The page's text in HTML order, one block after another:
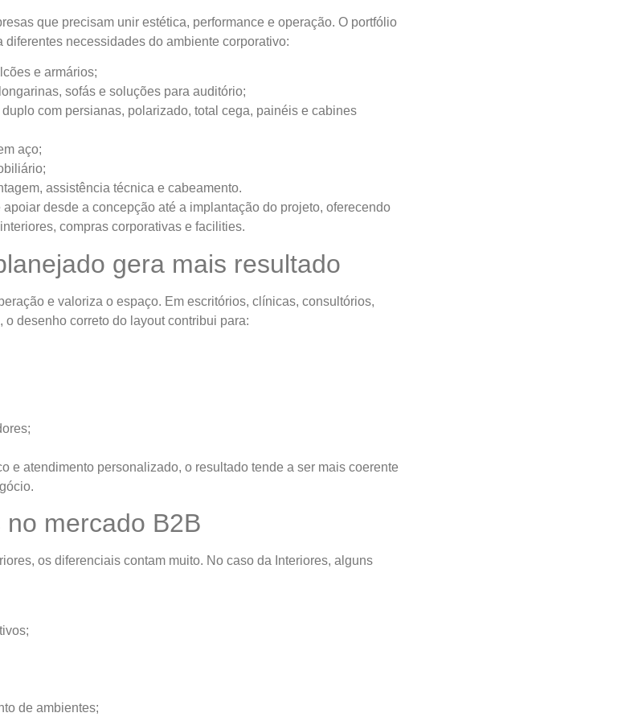
que precisam unir estética, performance e operação. O portfólio
necessidades do ambiente corporativo:
e armários;
sofás e soluções para auditório;
com persianas, polarizado, total cega, painéis e cabines
aço;
assistência técnica e cabeamento.
desde a concepção até a implantação do projeto, oferecendo
compras corporativas e facilities.
gera mais resultado
e valoriza o espaço. Em escritórios, clínicas, consultórios,
desenho correto do layout contribui para:
e atendimento personalizado, o resultado tende a ser mais coerente
mercado B2B
os diferenciais contam muito. No caso da Interiores, alguns
de ambientes;